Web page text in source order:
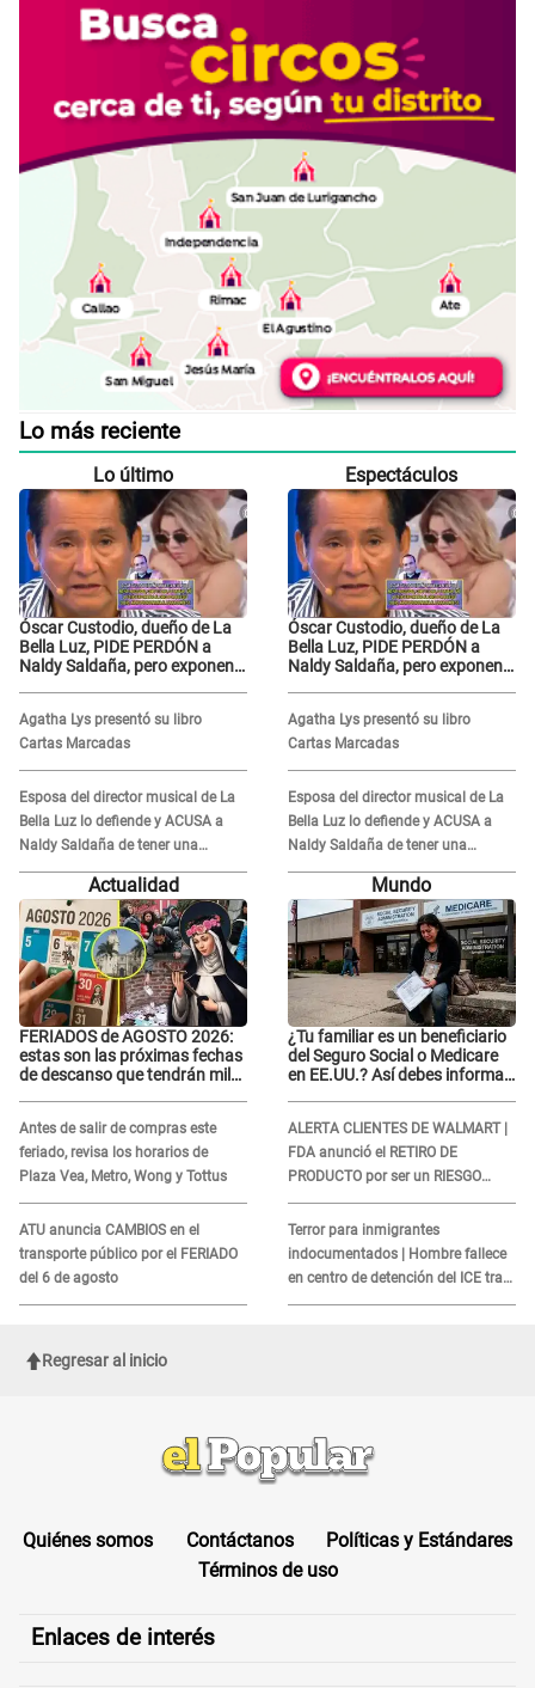
Lo más reciente
Lo último
Óscar Custodio, dueño de La
Bella Luz, PIDE PERDÓN a
Naldy Saldaña, pero exponen
grabar"
Agatha Lys presentó su libro
Cartas Marcadas
Esposa del director musical de La
Bella Luz lo defiende y ACUSA a
Naldy Saldaña de tener una
relación con él y otros integrantes
Espectáculos
Óscar Custodio, dueño de La
Bella Luz, PIDE PERDÓN a
Naldy Saldaña, pero exponen
grabar"
Agatha Lys presentó su libro
Cartas Marcadas
Esposa del director musical de La
Bella Luz lo defiende y ACUSA a
Naldy Saldaña de tener una
relación con él y otros integrantes
Actualidad
FERIADOS de AGOSTO 2026:
estas son las próximas fechas
de descanso que tendrán miles
Antes de salir de compras este
feriado, revisa los horarios de
Plaza Vea, Metro, Wong y Tottus
ATU anuncia CAMBIOS en el
transporte público por el FERIADO
del 6 de agosto
Mundo
¿Tu familiar es un beneficiario
del Seguro Social o Medicare
en EE.UU.? Así debes informar
ALERTA CLIENTES DE WALMART |
FDA anunció el RETIRO DE
PRODUCTO por ser un RIESGO
MORTAL para consumidores: ¿Cuál
es?
Terror para inmigrantes
indocumentados | Hombre fallece
en centro de detención del ICE tras
sufrir una "emergencia médica"
Regresar al inicio
Quiénes somos Contáctanos
Políticas y Estándares
Términos de uso
Enlaces de interés